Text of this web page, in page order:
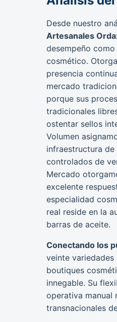
Desde nuestro
Artesanales
desempeño
cosmético.
presencia
mercado
porque sus
tradicionales
ostentar sellos
Volumen
infraestructura
controlados de
Mercado
excelente
especialidad
real reside en la
barras de aceite.
Conectando los
veinte
boutiques
innegable. Su
operativa manual
transnacionales